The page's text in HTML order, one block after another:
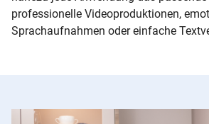
professionelle Videoproduktionen,
Sprachaufnahmen oder einfache